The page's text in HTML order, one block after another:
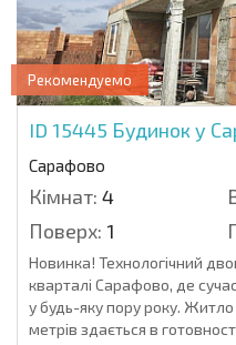
Рекомендуемо
ID 15445 Будинок у
Сарафово
Кімнат: 4
Поверх: 1
Новинка! Технологічний
кварталі Сарафово, де
у будь-яку пору року.
метрів здається в